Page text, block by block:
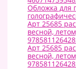
Обложка для
Арт 25685
весной,
Арт 25685
весной,